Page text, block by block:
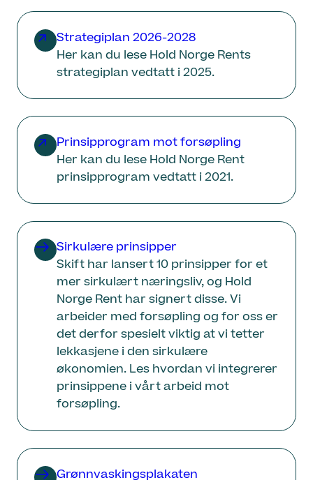
Strategiplan 2026-2028
Her kan du lese Hold Norge Rents
strategiplan vedtatt i 2025.
Prinsipprogram mot forsøpling
Her kan du lese Hold Norge Rent
prinsipprogram vedtatt i 2021.
Sirkulære prinsipper
Skift har lansert 10 prinsipper for et
mer sirkulært næringsliv, og Hold
Norge Rent har signert disse. Vi
arbeider med forsøpling og for oss er
det derfor spesielt viktig at vi tetter
lekkasjene i den sirkulære
økonomien. Les hvordan vi integrerer
prinsippene i vårt arbeid mot
forsøpling.
Grønnvaskingsplakaten